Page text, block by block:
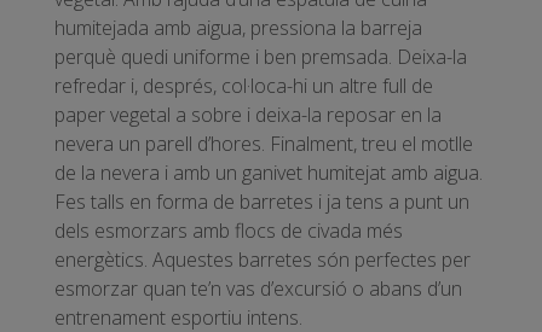
humitejada amb aigua, pressiona la barreja
perquè quedi uniforme i ben premsada. Deixa-la
refredar i, després, col·loca-hi un altre full de
paper vegetal a sobre i deixa-la reposar en la
nevera un parell d’hores. Finalment, treu el motlle
de la nevera i amb un ganivet humitejat amb aigua.
Fes talls en forma de barretes i ja tens a punt un
dels esmorzars amb flocs de civada més
energètics. Aquestes barretes són perfectes per
esmorzar quan te’n vas d’excursió o abans d’un
entrenament esportiu intens.